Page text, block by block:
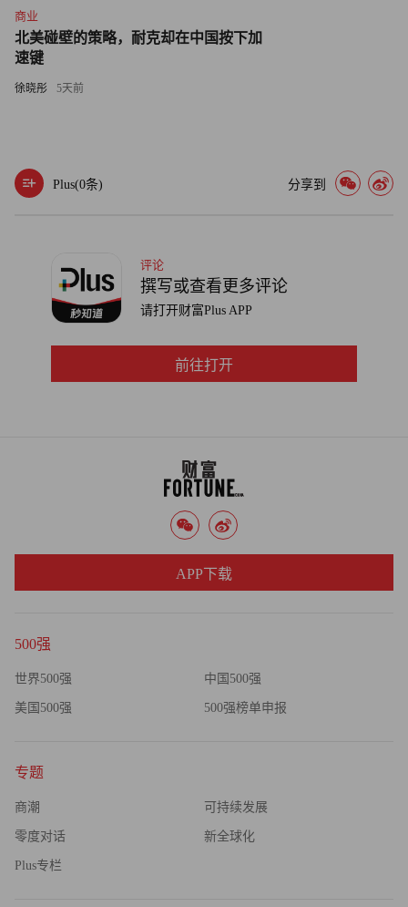
在向他问候。在杀死最后一头怪兽─巨龙后，作为奖励，玩
家得到了一个雪人。雪人爆裂开来，化成了一堆金币。
网络游戏有暴力内容，让人逃避现实，因而吸引了众多玩
他留下一张纸条，声称要和三个虚拟人物做朋友。还有一位
戏中的问题而自焚。
每次报道都增强了不满情绪。上海市网络游戏专业委员会
完全不同。”网络游戏专业委员会是由几家游戏公司构成的
组织，受上海市政府之托，设计行业规则。政府出面保护年
顿，许多电信公司丧失了重要的利润来源，遭受沉重打击。
2002 年，一家网吧著火，25 人死亡，政府开始限制进网
吧。玩家必须证明自己在 18 岁以上，网吧必须在午夜关门
（近一半的玩家是在网吧打游戏的）。大学屏蔽了游戏服务
器的入口，禁止在中小学附近地区开设网吧。玩网络游戏容
易上瘾的特点（用盛大的话说，这叫“执著”）曾经推动了行
“疲劳”概念。玩家在玩了数小时后仍不停止，积分将自动减
少。去年 8 月，政府发布规定，玩家打游戏超过 3 小时，其
游戏公司表示将遵守这一制度。其他限制建议还包括加快角
类似于美国电影的评级制度等。盛大似乎想讨好政府监管部
门。去年 9 月，它宣布同政府合作开发一款爱国游戏，经共
产党准许，游戏中将出现一些历史人物。但是，政府的限制
商业
北美碰壁的策略，耐克却在中国按下加
速键
徐晓彤 5天前
Plus(0条) 分享到
评论
撰写或查看更多评论
请打开财富Plus APP
前往打开
500强
世界500强 中国500强
美国500强 500强榜单申报
专题
商潮 可持续发展
零度对话 新全球化
Plus专栏
APP下载